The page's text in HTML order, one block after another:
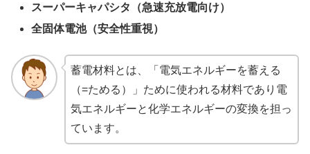
スーパーキャパシタ（急速充放電向け）
全固体電池（安全性重視）
蓄電材料とは、「電気エネルギーを蓄える
（=ためる）」ために使われる材料であり電
気エネルギーと化学エネルギーの変換を担っ
ています。